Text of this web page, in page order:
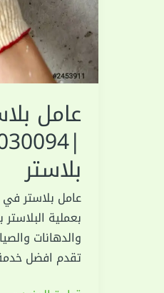
عامل
بلاستر
عامل بلاستر
بعملية
والدهانات
تقدم افضل